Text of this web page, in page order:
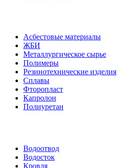
Асбестовые материалы
ЖБИ
Металлургическое сырье
Полимеры
Резинотехнические изделия
Сплавы
Фторопласт
Капролон
Полиуретан
Водоотвод
Водосток
Кровля